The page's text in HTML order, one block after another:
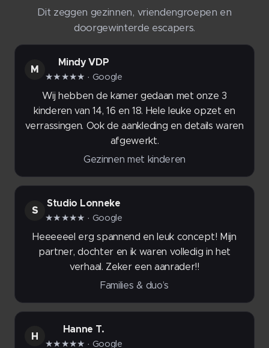
Dit zeggen gezinnen, vriendengroepen en
doorgewinterde escapers.
M
Mindy VDP
★★★★★ · Google
Wij hebben de kamer gedaan met onze 3
kinderen van 14, 16 en 18. Hele leuke opzet en
verrassingen. Ook de aankleding en details waren
afgewerkt.
Gezinnen met kinderen
S
Studio Lonneke
★★★★★ · Google
Heeeeeel erg spannend en leuk concept! Mijn
partner, dochter en ik waren volledig in het
verhaal. Zeker een aanrader!!
Families & duo’s
H
Hanne T.
★★★★★ · Google